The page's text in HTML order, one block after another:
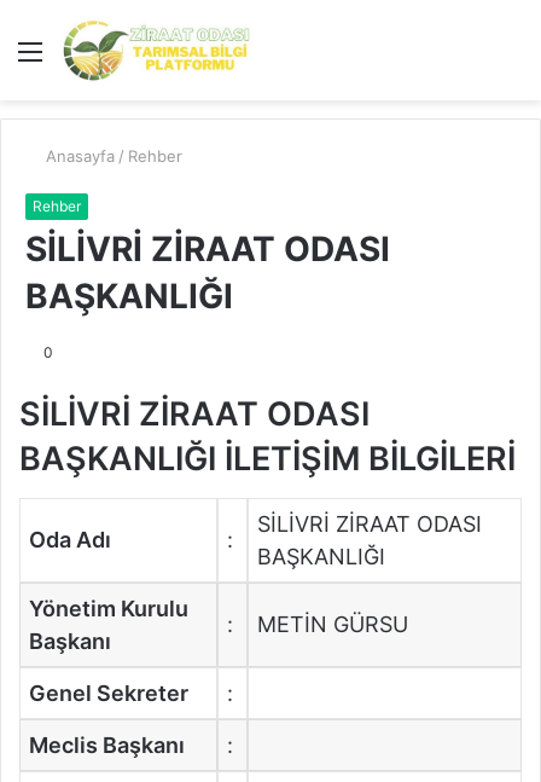
Menü
...
Anasayfa / Rehber
Rehber
SİLİVRİ ZİRAAT ODASI
BAŞKANLIĞI
0
SİLİVRİ ZİRAAT ODASI
BAŞKANLIĞI İLETİŞİM BİLGİLERİ
Oda Adı :
SİLİVRİ ZİRAAT ODASI
BAŞKANLIĞI
Yönetim Kurulu
Başkanı
: METİN GÜRSU
Genel Sekreter :
Meclis Başkanı :